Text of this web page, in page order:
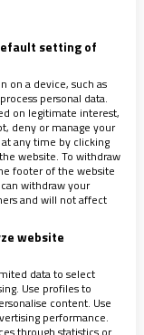
“No bajen
español ‘Dios
en la Ciudad de la
misionero Pedro
el cuarto viaje del
setting of
on a device, such as
personal data.
on legitimate interest,
deny or manage your
any time by clicking
website. To withdraw
footer of the website
withdraw your
and will not affect
website
data to select
Use profiles to
content. Use
performance.
through statistics or